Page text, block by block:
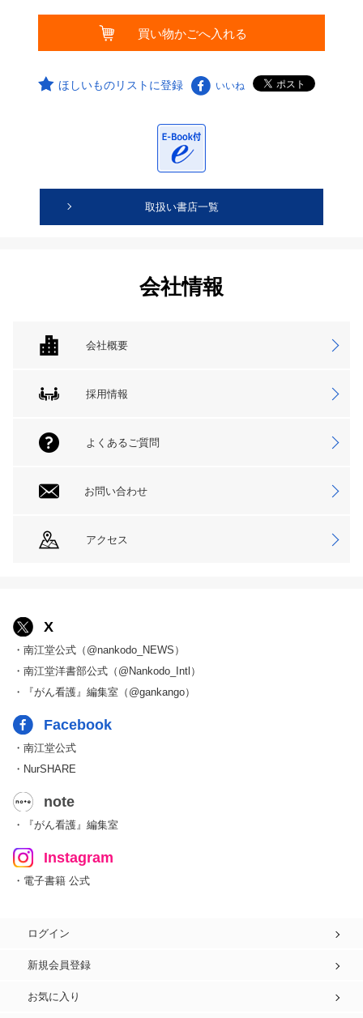
ほしいものリストに登録 いいね
取扱い書店一覧
会社情報
会社概要
採用情報
よくあるご質問
お問い合わせ
アクセス
X
・南江堂公式（@nankodo_NEWS）
・南江堂洋書部公式（@Nankodo_Intl）
・『がん看護』編集室（@gankango）
Facebook
・南江堂公式
・NurSHARE
note
・『がん看護』編集室
Instagram
・電子書籍 公式
ログイン
新規会員登録
お気に入り